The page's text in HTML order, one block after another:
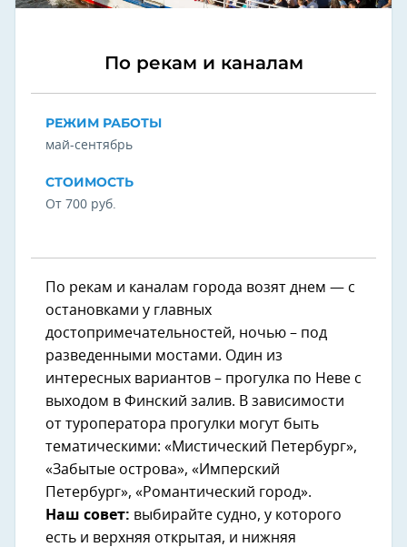
По рекам и каналам
РЕЖИМ РАБОТЫ
май-сентябрь
СТОИМОСТЬ
От 700 руб.
По рекам и каналам города возят днем — с
остановками у главных
достопримечательностей, ночью – под
разведенными мостами. Один из
интересных вариантов – прогулка по Неве с
выходом в Финский залив. В зависимости
от туроператора прогулки могут быть
тематическими: «Мистический Петербург»,
«Забытые острова», «Имперский
Петербург», «Романтический город».
Наш совет: выбирайте судно, у которого
есть и верхняя открытая, и нижняя